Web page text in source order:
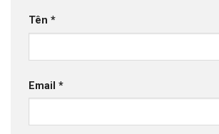
Tên *
Email *